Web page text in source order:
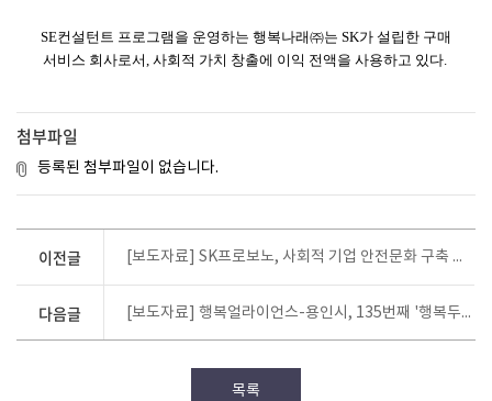
SE컨설턴트 프로그램을 운영하는 행복나래㈜는 SK가 설립한 구매
서비스 회사로서 사회적 가치 창출에 이익 전액을 사용하고 있다.
첨부파일
등록된 첨부파일이 없습니다.
이전글 [보도자료] SK프로보노, 사회적 기업 안전문화 구축 위한 ‘청주 소방안전 자문 발대식’
다음글 [보도자료] 행복얼라이언스-용인시, 135번째 '행복두끼 프로젝트' 추진
목록